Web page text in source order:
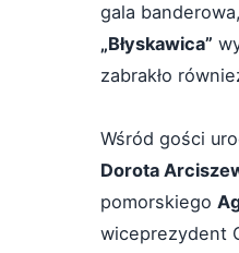
gala
„Błyskawica”
zabrakło
Wśród gości
Dorota
pomorskiego
wiceprezydent